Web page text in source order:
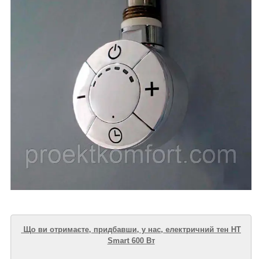
Що ви отримаєте, придбавши, у нас, електричний тен HT
Smart 600 Вт